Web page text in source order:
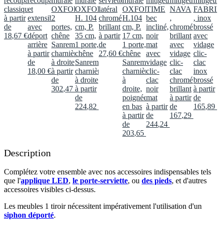
classique
à partir
de
18,67 €
et
extensible
avec
déport
arrière
à partir
de
18,00 €
OXFORD
2
portes,
chêne
Sanremo,
charnières
à droite
à partir
de
302,47 €
OXFORD,
H. 104
cm, P.
35 cm,
1 porte,
chêne
Sanremo,
charnières
à droite
à partir
de
224,82
latéral
chromé
brillant
à partir
de
27,60 €
OXFORD,
H.104
cm, P.
17 cm,
1 porte,
chêne
Sanremo,
charnières
à
droite,
poignée
en bas
à partir
de
203,65
TIME
bec
incliné,
noir
mat
avec
vidage
clic-
clac
noir
mat
à partir
de
244,24
NAVA
,
chromé
brillant
avec
vidage
clic-
clac
chromé
brillant
à partir
de
167,29
, inox
brossé
avec
vidage
clic-
clac
inox
brossé
à partir
de
165,89
Description
Complétez votre ensemble avec nos accessoires indispensables tels
que l'applique LED, le porte-serviette, ou des pieds, et d'autres
accessoires visibles ci-dessus.​
Les meubles 1 tiroir nécessitent impérativement l'utilisation d'un
siphon déporté.​